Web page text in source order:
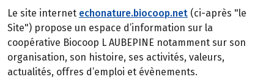
Le site internet echonature.biocoop.net (ci-après "le
Site") propose un espace d’information sur la
coopérative Biocoop L AUBEPINE notamment sur son
organisation, son histoire, ses activités, valeurs,
actualités, offres d’emploi et évènements.